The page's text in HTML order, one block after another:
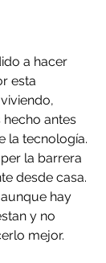
a hacer
esta
antes
la tecnología.
la barrera
desde casa.
hay
y no
mejor.